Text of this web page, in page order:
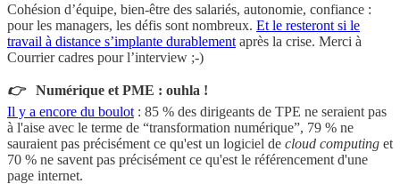
Cohésion d’équipe, bien-être des salariés, autonomie, confiance :
pour les managers, les défis sont nombreux. Et le resteront si le
travail à distance s’implante durablement après la crise. Merci à
Courrier cadres pour l’interview ;-)
👉 Numérique et PME : ouhla !
Il y a encore du boulot : 85 % des dirigeants de TPE ne seraient pas
à l'aise avec le terme de “transformation numérique”, 79 % ne
sauraient pas précisément ce qu'est un logiciel de cloud computing et
70 % ne savent pas précisément ce qu'est le référencement d'une
page internet.